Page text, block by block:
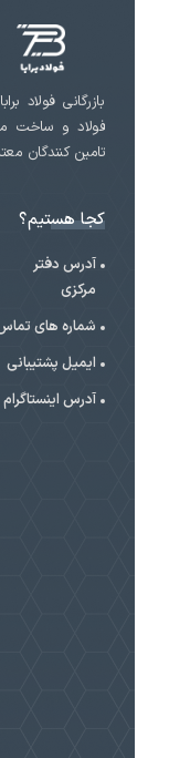
فولاد و ساخت
تامین کنندگان
کجا هستیم؟
آدرس دفتر
مرکزی
شماره های
ایمیل پشتیبانی
آدرس اینستاگرام